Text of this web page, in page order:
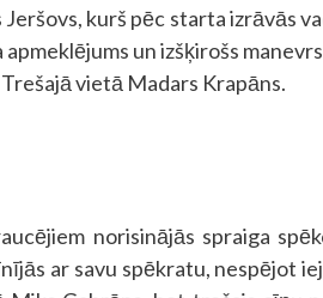
kurš pēc starta izrāvās
un izšķirošs
vietā Madars Krapāns.
norisinājās spraiga
ar savu spēkratu, nespējot